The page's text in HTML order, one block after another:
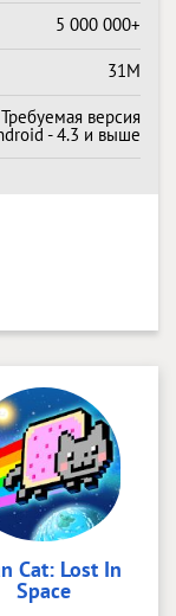
5 000 000+
31M
Требуемая версия
- 4.3 и выше
Cat: Lost In
Space